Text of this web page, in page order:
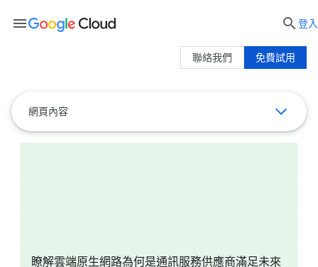
網頁內容
瞭解雲端原生網路為何是通訊服務供應商滿足未來
menu  登入
免費試用
聯絡我們